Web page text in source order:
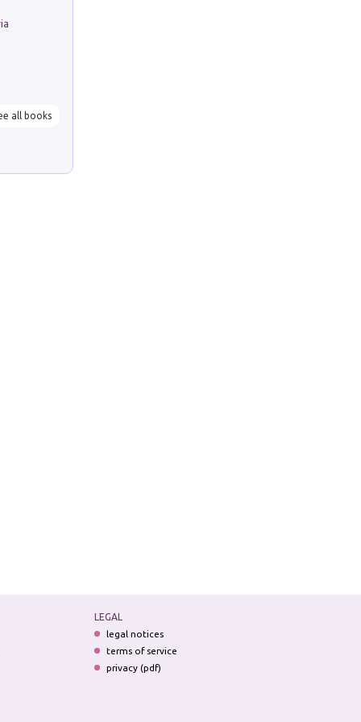
all books
LEGAL
legal notices
terms of service
privacy (pdf)